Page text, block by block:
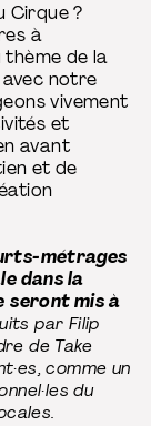
Cirque ?
à
de la
notre
vivement
et
avant
et de
métrages
dans la
seront mis à
par Filip
de Take
comme un
du